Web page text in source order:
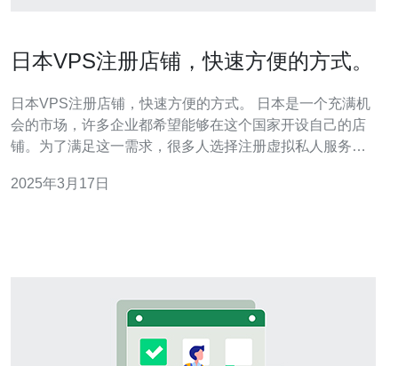
日本VPS注册店铺，快速方便的方式。
日本VPS注册店铺，快速方便的方式。 日本是一个充满机
会的市场，许多企业都希望能够在这个国家开设自己的店
铺。为了满足这一需求，很多人选择注册虚拟私人服务器
VPS注册店铺的快速方便的方式。 在开始之前，首先需要
2025年3月17日